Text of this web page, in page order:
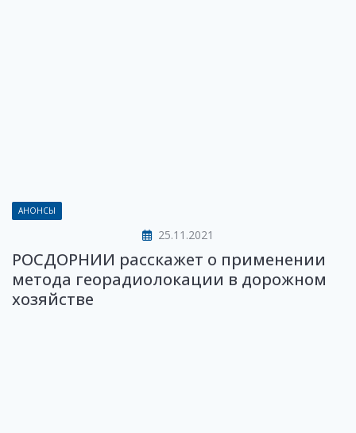
АНОНСЫ
25.11.2021
РОСДОРНИИ расскажет о применении
метода георадиолокации в дорожном
хозяйстве